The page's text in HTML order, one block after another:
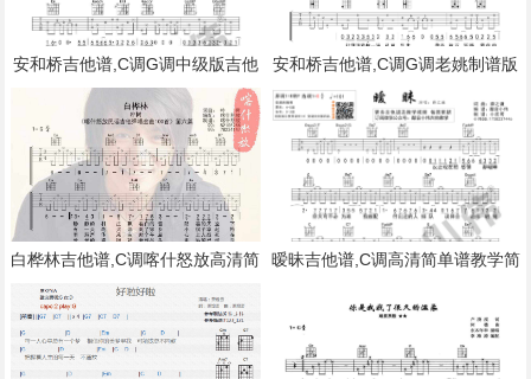
安和桥吉他谱,C调G调中级版吉他
视频教学简谱,宋冬野六线谱原版
六线谱图片
安和桥吉他谱,C调G调老姚制谱版
教学简谱,宋冬野六线谱原版六线
谱图片
白桦林吉他谱,C调喀什怒放高清简
单谱教学简谱,朴树六线谱原版六
暧昧吉他谱,C调高清简单谱教学简